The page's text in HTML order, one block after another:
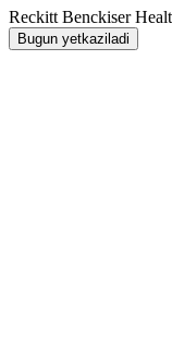
Reckitt Benckiser
Bugun yetkaziladi